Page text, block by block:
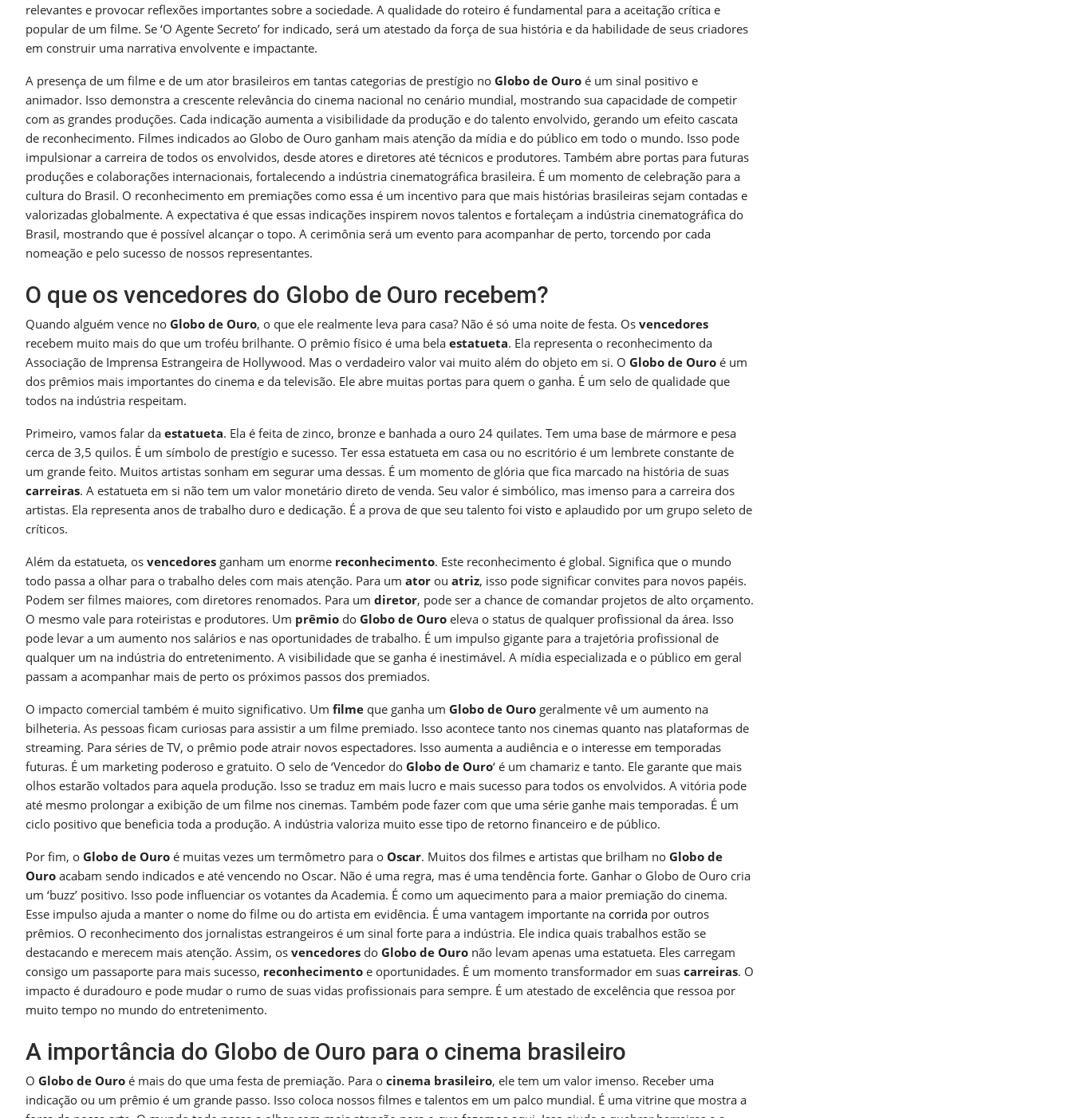
relevantes e provocar reflexões importantes sobre a sociedade. A qualidade do roteiro é fundamental para a aceitação crítica e
popular de um filme. Se ‘O Agente Secreto’ for indicado, será um atestado da força de sua história e da habilidade de seus criadores
em construir uma narrativa envolvente e impactante.
A presença de um filme e de um ator brasileiros em tantas categorias de prestígio no Globo de Ouro é um sinal positivo e
animador. Isso demonstra a crescente relevância do cinema nacional no cenário mundial, mostrando sua capacidade de competir
com as grandes produções. Cada indicação aumenta a visibilidade da produção e do talento envolvido, gerando um efeito cascata
de reconhecimento. Filmes indicados ao Globo de Ouro ganham mais atenção da mídia e do público em todo o mundo. Isso pode
impulsionar a carreira de todos os envolvidos, desde atores e diretores até técnicos e produtores. Também abre portas para futuras
produções e colaborações internacionais, fortalecendo a indústria cinematográfica brasileira. É um momento de celebração para a
cultura do Brasil. O reconhecimento em premiações como essa é um incentivo para que mais histórias brasileiras sejam contadas e
valorizadas globalmente. A expectativa é que essas indicações inspirem novos talentos e fortaleçam a indústria cinematográfica do
Brasil, mostrando que é possível alcançar o topo. A cerimônia será um evento para acompanhar de perto, torcendo por cada
nomeação e pelo sucesso de nossos representantes.
O que os vencedores do Globo de Ouro recebem?
Quando alguém vence no Globo de Ouro, o que ele realmente leva para casa? Não é só uma noite de festa. Os vencedores
recebem muito mais do que um troféu brilhante. O prêmio físico é uma bela estatueta. Ela representa o reconhecimento da
Associação de Imprensa Estrangeira de Hollywood. Mas o verdadeiro valor vai muito além do objeto em si. O Globo de Ouro é um
dos prêmios mais importantes do cinema e da televisão. Ele abre muitas portas para quem o ganha. É um selo de qualidade que
todos na indústria respeitam.
Primeiro, vamos falar da estatueta. Ela é feita de zinco, bronze e banhada a ouro 24 quilates. Tem uma base de mármore e pesa
cerca de 3,5 quilos. É um símbolo de prestígio e sucesso. Ter essa estatueta em casa ou no escritório é um lembrete constante de
um grande feito. Muitos artistas sonham em segurar uma dessas. É um momento de glória que fica marcado na história de suas
carreiras. A estatueta em si não tem um valor monetário direto de venda. Seu valor é simbólico, mas imenso para a carreira dos
artistas. Ela representa anos de trabalho duro e dedicação. É a prova de que seu talento foi visto e aplaudido por um grupo seleto de
críticos.
Além da estatueta, os vencedores ganham um enorme reconhecimento. Este reconhecimento é global. Significa que o mundo
todo passa a olhar para o trabalho deles com mais atenção. Para um ator ou atriz, isso pode significar convites para novos papéis.
Podem ser filmes maiores, com diretores renomados. Para um diretor, pode ser a chance de comandar projetos de alto orçamento.
O mesmo vale para roteiristas e produtores. Um prêmio do Globo de Ouro eleva o status de qualquer profissional da área. Isso
pode levar a um aumento nos salários e nas oportunidades de trabalho. É um impulso gigante para a trajetória profissional de
qualquer um na indústria do entretenimento. A visibilidade que se ganha é inestimável. A mídia especializada e o público em geral
passam a acompanhar mais de perto os próximos passos dos premiados.
O impacto comercial também é muito significativo. Um filme que ganha um Globo de Ouro geralmente vê um aumento na
bilheteria. As pessoas ficam curiosas para assistir a um filme premiado. Isso acontece tanto nos cinemas quanto nas plataformas de
streaming. Para séries de TV, o prêmio pode atrair novos espectadores. Isso aumenta a audiência e o interesse em temporadas
futuras. É um marketing poderoso e gratuito. O selo de ‘Vencedor do Globo de Ouro‘ é um chamariz e tanto. Ele garante que mais
olhos estarão voltados para aquela produção. Isso se traduz em mais lucro e mais sucesso para todos os envolvidos. A vitória pode
até mesmo prolongar a exibição de um filme nos cinemas. Também pode fazer com que uma série ganhe mais temporadas. É um
ciclo positivo que beneficia toda a produção. A indústria valoriza muito esse tipo de retorno financeiro e de público.
Por fim, o Globo de Ouro é muitas vezes um termômetro para o Oscar. Muitos dos filmes e artistas que brilham no Globo de
Ouro acabam sendo indicados e até vencendo no Oscar. Não é uma regra, mas é uma tendência forte. Ganhar o Globo de Ouro cria
um ‘buzz’ positivo. Isso pode influenciar os votantes da Academia. É como um aquecimento para a maior premiação do cinema.
Esse impulso ajuda a manter o nome do filme ou do artista em evidência. É uma vantagem importante na corrida por outros
prêmios. O reconhecimento dos jornalistas estrangeiros é um sinal forte para a indústria. Ele indica quais trabalhos estão se
destacando e merecem mais atenção. Assim, os vencedores do Globo de Ouro não levam apenas uma estatueta. Eles carregam
consigo um passaporte para mais sucesso, reconhecimento e oportunidades. É um momento transformador em suas carreiras. O
impacto é duradouro e pode mudar o rumo de suas vidas profissionais para sempre. É um atestado de excelência que ressoa por
muito tempo no mundo do entretenimento.
A importância do Globo de Ouro para o cinema brasileiro
O Globo de Ouro é mais do que uma festa de premiação. Para o cinema brasileiro, ele tem um valor imenso. Receber uma
indicação ou um prêmio é um grande passo. Isso coloca nossos filmes e talentos em um palco mundial. É uma vitrine que mostra a